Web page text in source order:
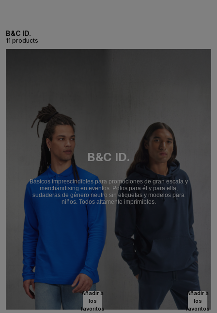
B&C ID.
11 products
B&C ID.
Básicos imprescindibles para promociones de gran escala y
merchandising en eventos. Polos para él y para ella,
sudaderas de género neutro sin etiquetas y modelos para
niños. Todos altamente imprimibles.
Añadir a
los
favoritos
Añadir a
los
favoritos